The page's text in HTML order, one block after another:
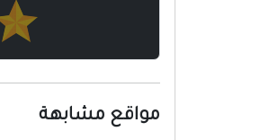
مواقع مشابهة